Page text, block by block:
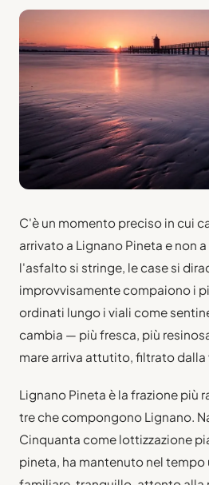
C'è un momento preciso in cui
arrivato a Lignano Pineta e non
l'asfalto si stringe, le case si
improvvisamente compaiono i
ordinati lungo i viali come
cambia — più fresca, più
mare arriva attutito, filtrato dalla
Lignano Pineta è la frazione più
tre che compongono Lignano.
Cinquanta come lottizzazione
pineta, ha mantenuto nel tempo